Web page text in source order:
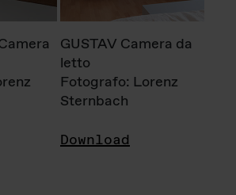
GUSTAV Camera da
letto
Fotografo: Lorenz
Sternbach
Download